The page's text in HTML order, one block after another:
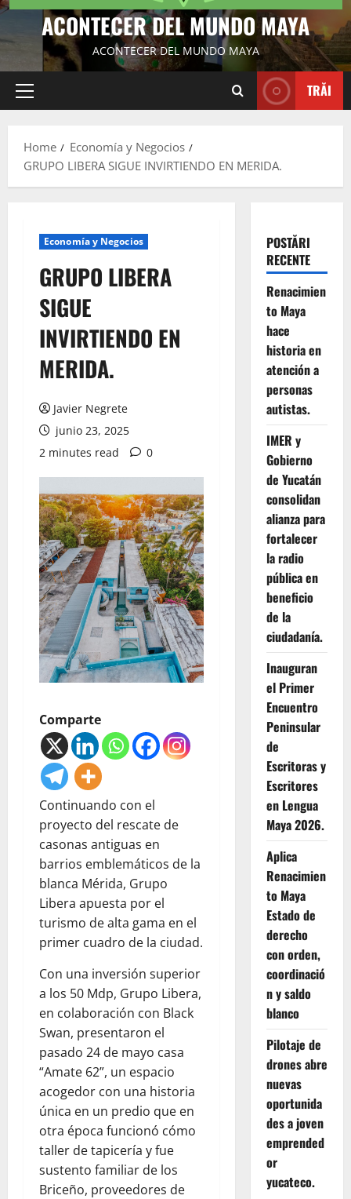
ACONTECER DEL MUNDO MAYA
ACONTECER DEL MUNDO MAYA
Primary
TRĂI
Home
Economía y Negocios
GRUPO LIBERA SIGUE INVIRTIENDO EN MERIDA.
Economía y Negocios
GRUPO LIBERA
SIGUE
INVIRTIENDO EN
MERIDA.
Javier Negrete
junio 23, 2025
2 minutes read
0
Comparte
Continuando con el
proyecto del rescate de
casonas antiguas en
barrios emblemáticos de la
blanca Mérida, Grupo
Libera apuesta por el
turismo de alta gama en el
primer cuadro de la ciudad.
Con una inversión superior
a los 50 Mdp, Grupo Libera,
en colaboración con Black
Swan, presentaron el
pasado 24 de mayo casa
“Amate 62”, un espacio
acogedor con una historia
única en un predio que en
otra época funcionó cómo
taller de tapicería y fue
sustento familiar de los
Briceño, proveedores de
POSTĂRI
RECENTE
Renacimien
to Maya
hace
historia en
atención a
personas
autistas.
IMER y
Gobierno
de Yucatán
consolidan
alianza para
fortalecer
la radio
pública en
beneficio
de la
ciudadanía.
Inauguran
el Primer
Encuentro
Peninsular
de
Escritoras y
Escritores
en Lengua
Maya 2026.
Aplica
Renacimien
to Maya
Estado de
derecho
con orden,
coordinació
n y saldo
blanco
Pilotaje de
drones abre
nuevas
oportunida
des a joven
emprended
or
yucateco.